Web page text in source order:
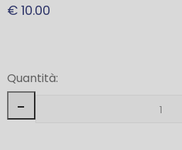
€ 10.00
Quantità:
-